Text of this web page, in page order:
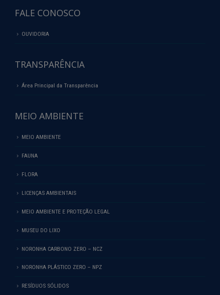
FALE CONOSCO
OUVIDORIA
TRANSPARÊNCIA
Área Principal da Transparência
MEIO AMBIENTE
MEIO AMBIENTE
FAUNA
FLORA
LICENÇAS AMBIENTAIS
MEIO AMBIENTE E PROTEÇÃO LEGAL
MUSEU DO LIXO
NORONHA CARBONO ZERO – NCZ
NORONHA PLÁSTICO ZERO – NPZ
RESÍDUOS SÓLIDOS